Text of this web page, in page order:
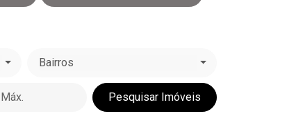
Bairros
Pesquisar Imóveis